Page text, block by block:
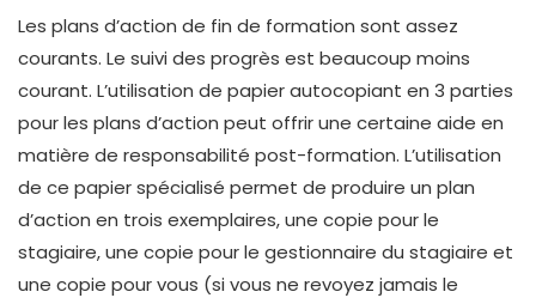
Les plans d’action de fin de formation sont assez
courants. Le suivi des progrès est beaucoup moins
courant. L’utilisation de papier autocopiant en 3 parties
pour les plans d’action peut offrir une certaine aide en
matière de responsabilité post-formation. L’utilisation
de ce papier spécialisé permet de produire un plan
d’action en trois exemplaires, une copie pour le
stagiaire, une copie pour le gestionnaire du stagiaire et
une copie pour vous (si vous ne revoyez jamais le